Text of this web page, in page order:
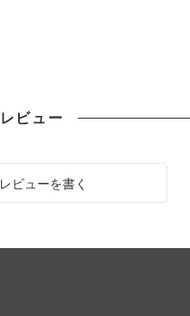
レビュー
レビューを書く